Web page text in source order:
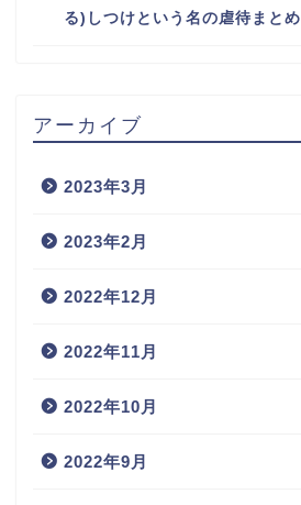
る)しつけという名の虐待まとめ
アーカイブ
2023年3月
2023年2月
2022年12月
2022年11月
2022年10月
2022年9月